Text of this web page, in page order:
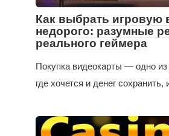
Как выбрать игровую
недорого: разумные
реального геймера
Покупка видеокарты — одно
где хочется и денег сохранить,